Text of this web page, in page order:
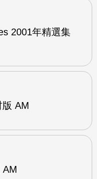
2001年精選集
AM
AM